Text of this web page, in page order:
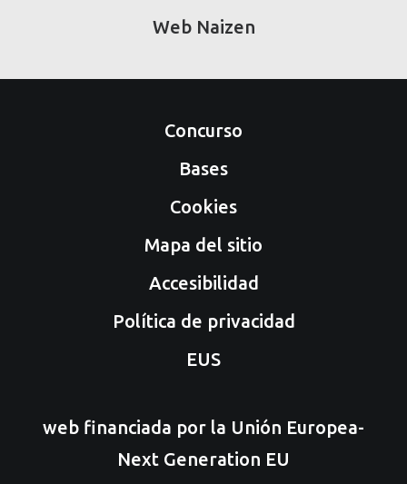
Web Naizen
Concurso
Bases
Cookies
Mapa del sitio
Accesibilidad
Política de privacidad
EUS
web financiada por la Unión Europea-
Next Generation EU